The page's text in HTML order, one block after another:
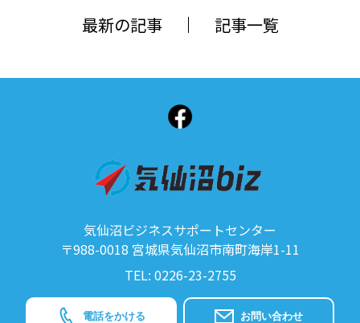
最新の記事 記事一覧
気仙沼ビジネスサポートセンター
〒988-0018 宮城県気仙沼市南町海岸1-11
TEL: 0226-23-2755
電話をかける お問い合わせ